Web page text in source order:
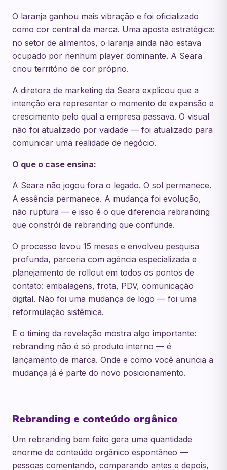
O laranja ganhou mais vibração e foi oficializado
como cor central da marca. Uma aposta estratégica:
no setor de alimentos, o laranja ainda não estava
ocupado por nenhum player dominante. A Seara
criou território de cor próprio.
A diretora de marketing da Seara explicou que a
intenção era representar o momento de expansão e
crescimento pelo qual a empresa passava. O visual
não foi atualizado por vaidade — foi atualizado para
comunicar uma realidade de negócio.
O que o case ensina:
A Seara não jogou fora o legado. O sol permanece.
A essência permanece. A mudança foi evolução,
não ruptura — e isso é o que diferencia rebranding
que constrói de rebranding que confunde.
O processo levou 15 meses e envolveu pesquisa
profunda, parceria com agência especializada e
planejamento de rollout em todos os pontos de
contato: embalagens, frota, PDV, comunicação
digital. Não foi uma mudança de logo — foi uma
reformulação sistêmica.
E o timing da revelação mostra algo importante:
rebranding não é só produto interno — é
lançamento de marca. Onde e como você anuncia a
mudança já é parte do novo posicionamento.
Rebranding e conteúdo orgânico
Um rebranding bem feito gera uma quantidade
enorme de conteúdo orgânico espontâneo —
pessoas comentando, comparando antes e depois,